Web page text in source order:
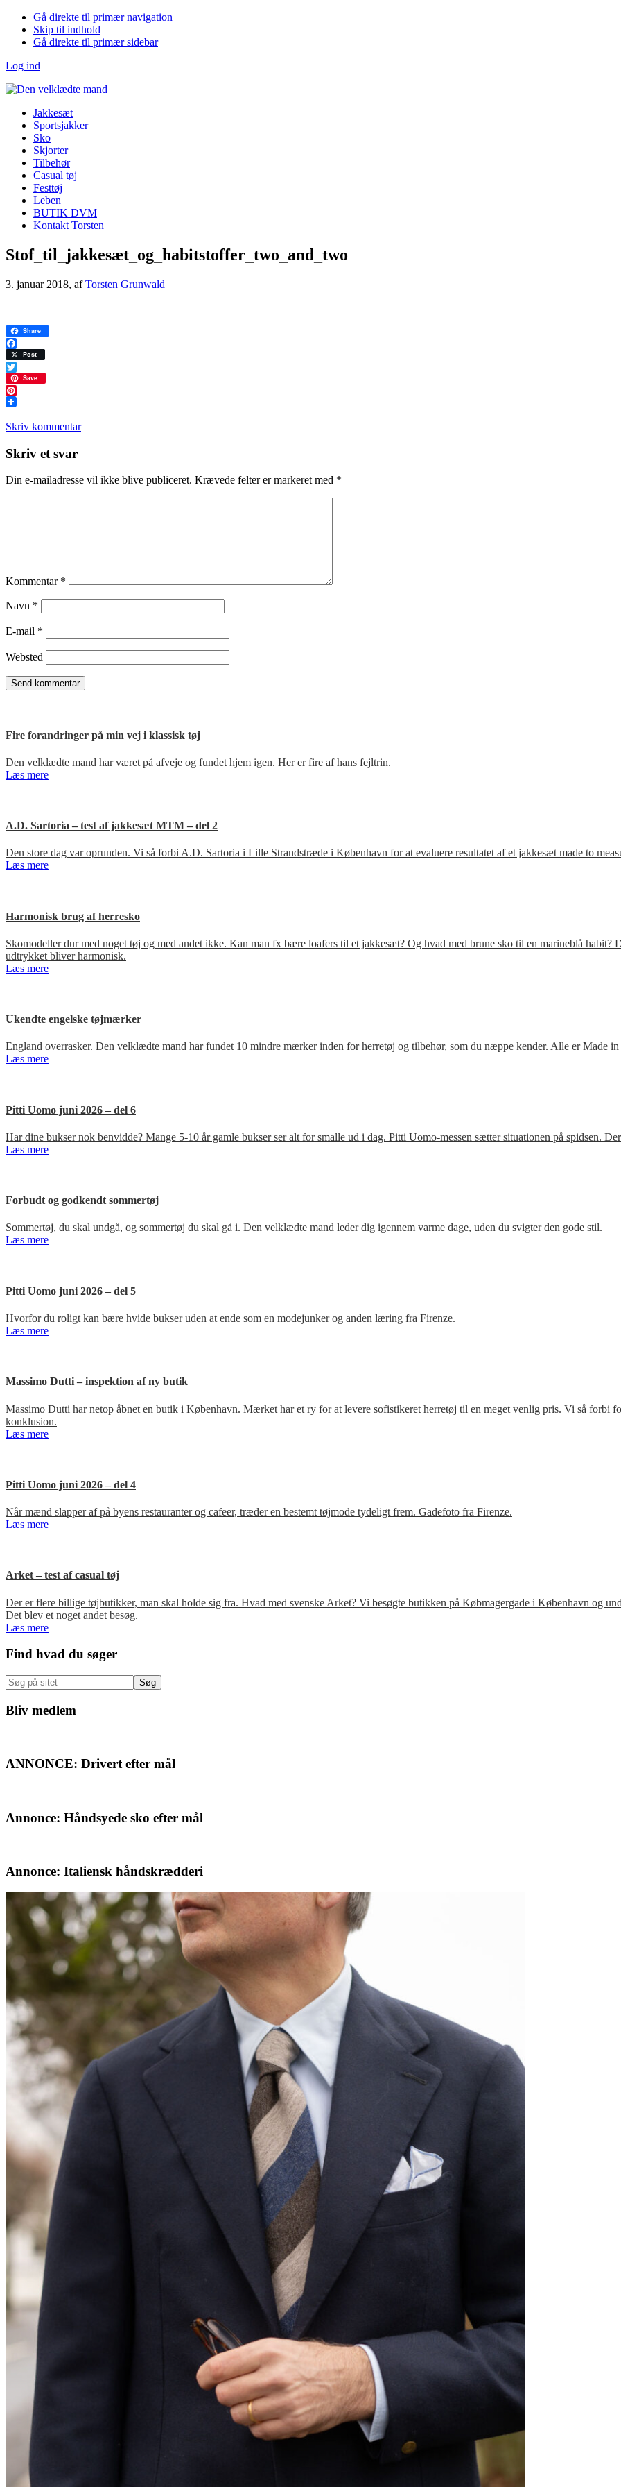
Gå direkte til primær navigation
Skip til indhold
Gå direkte til primær sidebar
Log ind
Jakkesæt
Sportsjakker
Sko
Skjorter
Tilbehør
Casual tøj
Festtøj
Leben
BUTIK DVM
Kontakt Torsten
Stof_til_jakkesæt_og_habitstoffer_two_and_two
3. januar 2018, afTorsten Grunwald
Share
Facebook
Post
Twitter
Save
Pinterest
Skriv kommentar
Læserinteraktioner
Skriv et svar
Din e-mailadresse vil ikke blive publiceret. Krævede felter er markeret med *
Kommentar *
Navn *
E-mail *
Websted
Fire forandringer på min vej i klassisk tøj
Den velklædte mand har været på afveje og fundet hjem igen. Her er fire af hans fejltrin.
Læs mere
A.D. Sartoria – test af jakkesæt MTM – del 2
Den store dag var oprunden. Vi så forbi A.D. Sartoria i Lille Strandstræde i København for at evaluere resultatet af et jakkesæt made to
Læs mere
Harmonisk brug af herresko
Skomodeller dur med noget tøj og med andet ikke. Kan man fx bære loafers til et jakkesæt? Og hvad med brune sko til en marineblå
udtrykket bliver harmonisk.
Læs mere
Ukendte engelske tøjmærker
England overrasker. Den velklædte mand har fundet 10 mindre mærker inden for herretøj og tilbehør, som du næppe kender. Alle er Made
Læs mere
Pitti Uomo juni 2026 – del 6
Har dine bukser nok benvidde? Mange 5-10 år gamle bukser ser alt for smalle ud i dag. Pitti Uomo-messen sætter situationen på spidsen.
Læs mere
Forbudt og godkendt sommertøj
Sommertøj, du skal undgå, og sommertøj du skal gå i. Den velklædte mand leder dig igennem varme dage, uden du svigter den gode stil.
Læs mere
Pitti Uomo juni 2026 – del 5
Hvorfor du roligt kan bære hvide bukser uden at ende som en modejunker og anden læring fra Firenze.
Læs mere
Massimo Dutti – inspektion af ny butik
Massimo Dutti har netop åbnet en butik i København. Mærket har et ry for at levere sofistikeret herretøj til en meget venlig pris. Vi så forbi
konklusion.
Læs mere
Pitti Uomo juni 2026 – del 4
Når mænd slapper af på byens restauranter og cafeer, træder en bestemt tøjmode tydeligt frem. Gadefoto fra Firenze.
Læs mere
Arket – test af casual tøj
Der er flere billige tøjbutikker, man skal holde sig fra. Hvad med svenske Arket? Vi besøgte butikken på Købmagergade i København og
Det blev et noget andet besøg.
Læs mere
Primær
Sidebar
Find hvad du søger
Søg
på
sitet
Bliv medlem
ANNONCE: Drivert efter mål
Annonce: Håndsyede sko efter mål
Annonce: Italiensk håndskrædderi